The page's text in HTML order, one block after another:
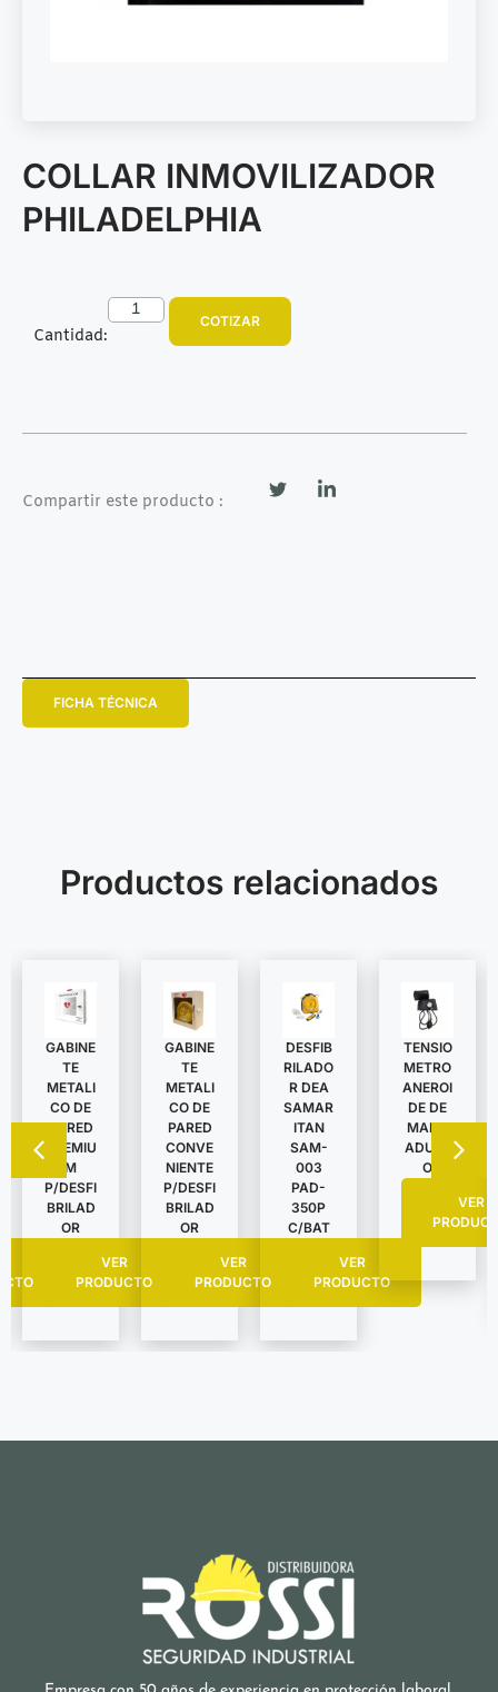
COLLAR INMOVILIZADOR
PHILADELPHIA
Cantidad:
COTIZAR
Compartir este producto :
FICHA TÉCNICA
Productos relacionados
GABINE
TE
METALI
CO DE
PARED
PREMIU
M
P/DESFI
BRILAD
OR
VER
PRODUCTO
GABINE
TE
METALI
CO DE
PARED
CONVE
NIENTE
P/DESFI
BRILAD
OR
VER
PRODUCTO
DESFIB
RILADO
R DEA
SAMAR
ITAN
SAM-
003
PAD-
350P
C/BAT
VER
PRODUCTO
TENSIO
METRO
ANEROI
DE DE
MANO
ADULT
O
VER